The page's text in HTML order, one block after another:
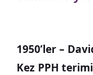
1950’ler –
Kez PPH